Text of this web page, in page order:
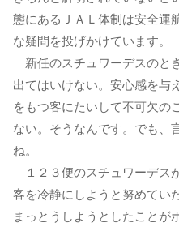
態にあるＪＡＬ体制は安全運
な疑問を投げかけています。
新任のスチュワーデスのと
出てはいけない。安心感を与
をもつ客にたいして不可欠の
ない。そうなんです。でも、
ね。
１２３便のスチュワーデス
客を冷静にしようと努めてい
まっとうしようとしたことが